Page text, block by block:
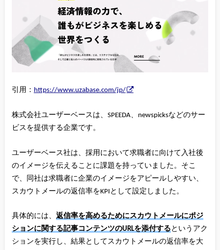
引用： https://www.uzabase.com/jp/
株式会社ユーザーベースは、SPEEDA、newspicksなどのサー
ビスを提供する企業です。
ユーザーベース社は、採用において求職者に向けて入社後
のイメージを伝えることに課題を持っていました。そこ
で、同社は求職者に企業のイメージをアピールしやすい、
スカウトメールの返信率をKPIとして設定しました。
具体的には、 返信率を高めるためにスカウトメールにポジ
ションに関する記事コンテンツのURLを添付するというアク
ションを実行し、結果としてスカウトメールの返信率を大